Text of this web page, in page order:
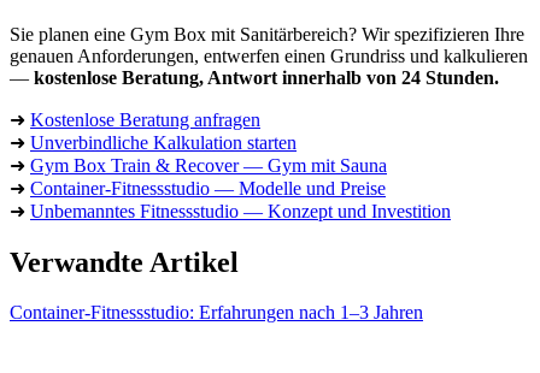
Sie planen eine Gym Box mit Sanitärbereich? Wir spezifizieren Ihre
genauen Anforderungen, entwerfen einen Grundriss und kalkulieren
— kostenlose Beratung, Antwort innerhalb von 24 Stunden.
➜ Kostenlose Beratung anfragen
➜ Unverbindliche Kalkulation starten
➜ Gym Box Train & Recover — Gym mit Sauna
➜ Container-Fitnessstudio — Modelle und Preise
➜ Unbemanntes Fitnessstudio — Konzept und Investition
Verwandte Artikel
Container-Fitnessstudio: Erfahrungen nach 1–3 Jahren